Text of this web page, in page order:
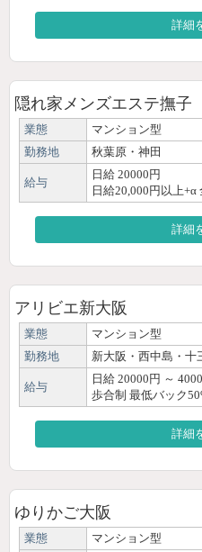
詳細
隠れ家メンズエステ撫
業態
マンション型
勤務地
秋葉原・神田
給与
日給 20000円
日給20,000円以上+α
詳細
アリビエ新大阪
業態
マンション型
勤務地
新大阪・西中島・十
給与
日給 20000円 ～
歩合制 最低バック
詳細
ゆりかご大阪
業態
マンション型